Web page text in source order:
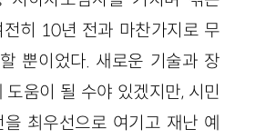
히 10년 전과 마찬가지로 무
뿐이었다. 새로운 기술과 장
움이 될 수야 있겠지만, 시민
최우선으로 여기고 재난 예